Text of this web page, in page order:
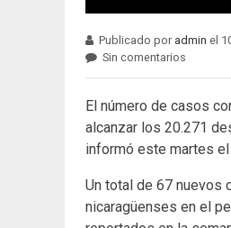
Publicado por admin el
Sin comentarios
El número de casos
alcanzar los 20.271
informó este martes
Un total de 67 nuevos
nicaragüenses en el